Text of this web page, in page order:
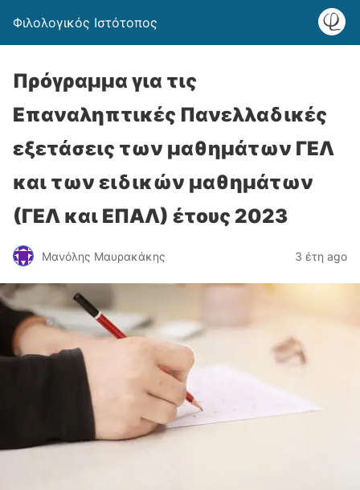
Φιλολογικός Ιστότοπος
Πρόγραμμα για τις
Επαναληπτικές Πανελλαδικές
εξετάσεις των μαθημάτων ΓΕΛ
και των ειδικών μαθημάτων
(ΓΕΛ και ΕΠΑΛ) έτους 2023
Μανόλης Μαυρακάκης 3 έτη ago